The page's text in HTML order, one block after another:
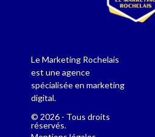
Le Marketing Rochelais
est une agence
spécialisée en marketing
digital.
© 2026 - Tous droits
réservés.